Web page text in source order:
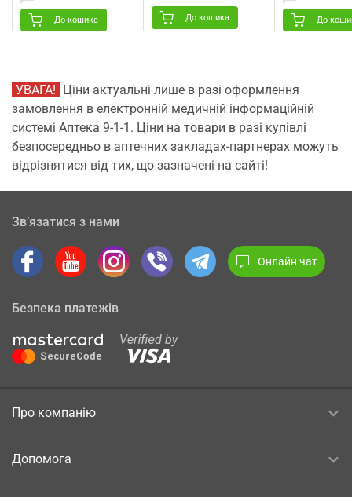
До кошика
блістерів по 10 шт
До кошика До
УВАГА!
Ціни актуальні лише в разі оформлення
замовлення в електронній медичній інформаційній
системі Аптека 9-1-1. Ціни на товари в разі купівлі
безпосередньо в аптечних закладах-партнерах можуть
відрізнятися від тих, що зазначені на сайті!
Зв’язатися з нами
Онлайн чат
Безпека платежів
Про компанію
Допомога